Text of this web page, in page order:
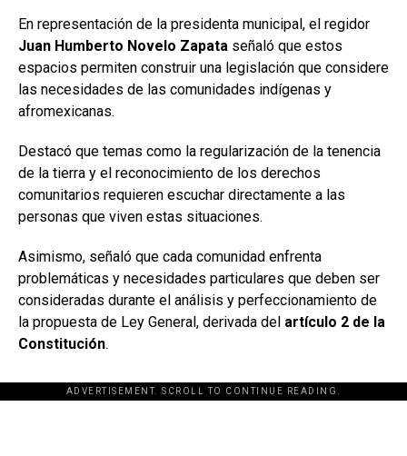
En representación de la presidenta municipal, el regidor
Juan Humberto Novelo Zapata señaló que estos
espacios permiten construir una legislación que considere
las necesidades de las comunidades indígenas y
afromexicanas.
Destacó que temas como la regularización de la tenencia
de la tierra y el reconocimiento de los derechos
comunitarios requieren escuchar directamente a las
personas que viven estas situaciones.
Asimismo, señaló que cada comunidad enfrenta
problemáticas y necesidades particulares que deben ser
consideradas durante el análisis y perfeccionamiento de
la propuesta de Ley General, derivada del artículo 2 de la
Constitución.
ADVERTISEMENT. SCROLL TO CONTINUE READING.
[adsforwp id="243463"]